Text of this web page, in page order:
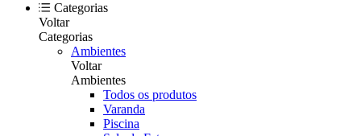
Categorias
Voltar
Categorias
Ambientes
Voltar
Ambientes
Todos os produtos
Varanda
Piscina